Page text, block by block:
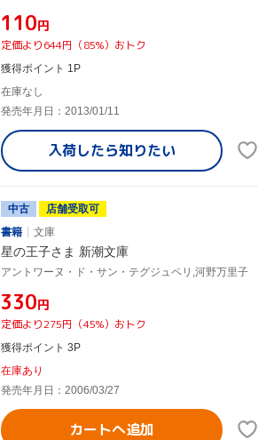
¥110円
定価より644円（85%）おトク
獲得ポイント 1P
在庫なし
発売年月日：2013/01/11
入荷したら知りたい
中古
店舗受取可
書籍
文庫
星の王子さま 新潮文庫
アントワーヌ・ド・サン・テグジュペリ,河野万里子
¥330円
定価より275円（45%）おトク
獲得ポイント 3P
在庫あり
発売年月日：2006/03/27
カートへ追加